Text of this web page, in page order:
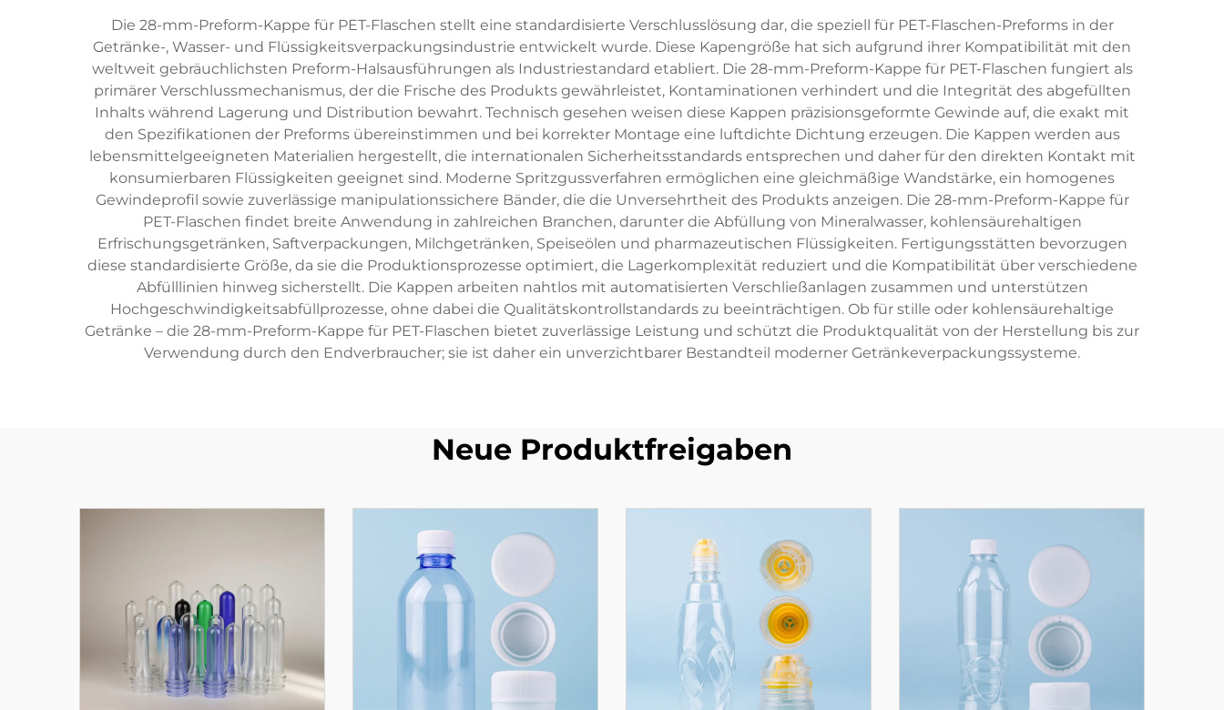
Die 28-mm-Preform-Kappe für PET-Flaschen stellt eine standardisierte Verschlusslösung dar, die speziell für PET-Flaschen-Preforms in der
Getränke-, Wasser- und Flüssigkeitsverpackungsindustrie entwickelt wurde. Diese Kapengröße hat sich aufgrund ihrer Kompatibilität mit den
weltweit gebräuchlichsten Preform-Halsausführungen als Industriestandard etabliert. Die 28-mm-Preform-Kappe für PET-Flaschen fungiert als
primärer Verschlussmechanismus, der die Frische des Produkts gewährleistet, Kontaminationen verhindert und die Integrität des abgefüllten
Inhalts während Lagerung und Distribution bewahrt. Technisch gesehen weisen diese Kappen präzisionsgeformte Gewinde auf, die exakt mit
den Spezifikationen der Preforms übereinstimmen und bei korrekter Montage eine luftdichte Dichtung erzeugen. Die Kappen werden aus
lebensmittelgeeigneten Materialien hergestellt, die internationalen Sicherheitsstandards entsprechen und daher für den direkten Kontakt mit
konsumierbaren Flüssigkeiten geeignet sind. Moderne Spritzgussverfahren ermöglichen eine gleichmäßige Wandstärke, ein homogenes
Gewindeprofil sowie zuverlässige manipulationssichere Bänder, die die Unversehrtheit des Produkts anzeigen. Die 28-mm-Preform-Kappe für
PET-Flaschen findet breite Anwendung in zahlreichen Branchen, darunter die Abfüllung von Mineralwasser, kohlensäurehaltigen
Erfrischungsgetränken, Saftverpackungen, Milchgetränken, Speiseölen und pharmazeutischen Flüssigkeiten. Fertigungsstätten bevorzugen
diese standardisierte Größe, da sie die Produktionsprozesse optimiert, die Lagerkomplexität reduziert und die Kompatibilität über verschiedene
Abfülllinien hinweg sicherstellt. Die Kappen arbeiten nahtlos mit automatisierten Verschließanlagen zusammen und unterstützen
Hochgeschwindigkeitsabfüllprozesse, ohne dabei die Qualitätskontrollstandards zu beeinträchtigen. Ob für stille oder kohlensäurehaltige
Getränke – die 28-mm-Preform-Kappe für PET-Flaschen bietet zuverlässige Leistung und schützt die Produktqualität von der Herstellung bis zur
Verwendung durch den Endverbraucher; sie ist daher ein unverzichtbarer Bestandteil moderner Getränkeverpackungssysteme.
Neue Produktfreigaben